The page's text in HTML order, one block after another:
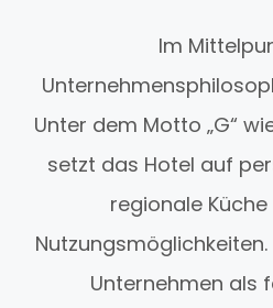
Im
Unter dem Motto „G“
setzt das Hotel auf
regionale
Unternehmen als